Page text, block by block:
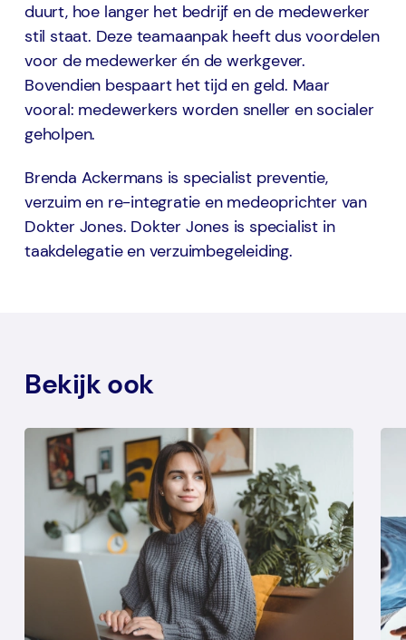
duurt, hoe langer het bedrijf en de medewerker
stil staat. Deze teamaanpak heeft dus voordelen
voor de medewerker én de werkgever.
Bovendien bespaart het tijd en geld. Maar
vooral: medewerkers worden sneller en socialer
geholpen.
Brenda Ackermans is specialist preventie,
verzuim en re-integratie en medeoprichter van
Dokter Jones. Dokter Jones is specialist in
taakdelegatie en verzuimbegeleiding.
Bekijk ook